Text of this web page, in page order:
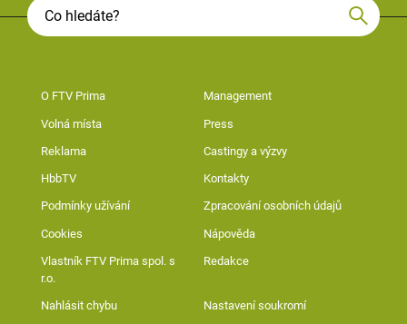
O FTV Prima Management
Volná místa Press
Reklama Castingy a výzvy
HbbTV Kontakty
Podmínky užívání Zpracování osobních údajů
Cookies Nápověda
Vlastník FTV Prima spol. s
r.o.
Redakce
Nahlásit chybu Nastavení soukromí